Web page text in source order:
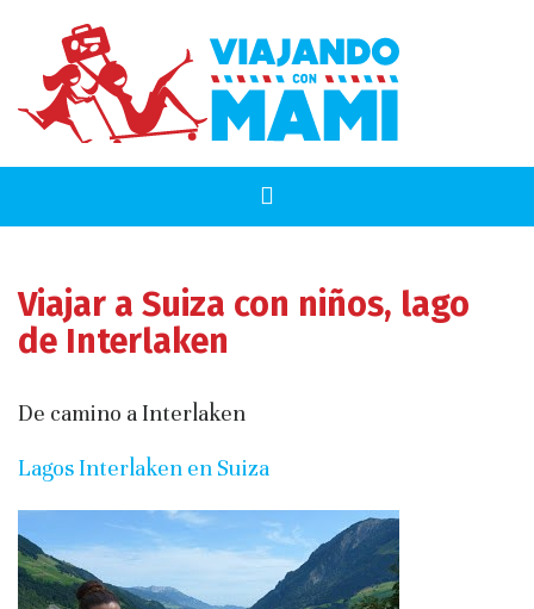
Viajar a Suiza con niños, lago
de Interlaken
De camino a Interlaken
Lagos Interlaken en Suiza